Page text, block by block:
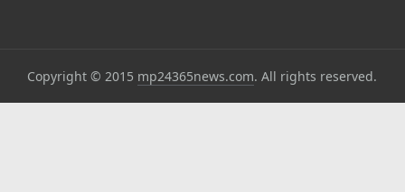
Copyright © 2015 mp24365news.com. All rights reserved.